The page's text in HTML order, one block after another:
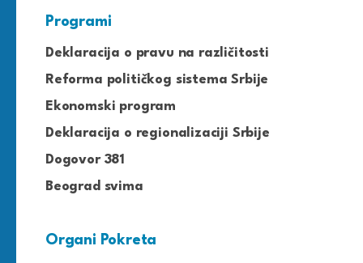
Programi
Deklaracija o pravu na različitosti
Reforma političkog sistema Srbije
Ekonomski program
Deklaracija o regionalizaciji Srbije
Dogovor 381
Beograd svima
Organi Pokreta